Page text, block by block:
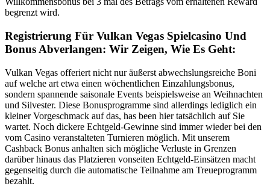
begrenzt wird.
Registrierung Für Vulkan Vegas Spielcasino Und
Bonus Abverlangen: Wir Zeigen, Wie Es Geht:
Vulkan Vegas offeriert nicht nur äußerst abwechslungsreiche Boni
auf welche art etwa einen wöchentlichen Einzahlungsbonus,
sondern spannende saisonale Events beispielsweise an Weihnachten
und Silvester. Diese Bonusprogramme sind allerdings lediglich ein
kleiner Vorgeschmack auf das, has been hier tatsächlich auf Sie
wartet. Noch dickere Echtgeld-Gewinne sind immer wieder bei den
vom Casino veranstalteten Turnieren möglich. Mit unserem
Cashback Bonus anhalten sich mögliche Verluste in Grenzen
darüber hinaus das Platzieren vonseiten Echtgeld-Einsätzen macht
gegenseitig durch die automatische Teilnahme am Treueprogramm
bezahlt.